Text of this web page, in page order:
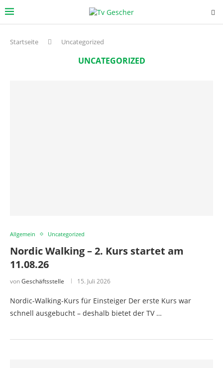
Startseite Uncategorized
UNCATEGORIZED
Allgemein Uncategorized
Nordic Walking – 2. Kurs startet am
11.08.26
vonGeschäftsstelle 15. Juli 2026
Nordic-Walking-Kurs für Einsteiger Der erste Kurs war
schnell ausgebucht – deshalb bietet der TV …